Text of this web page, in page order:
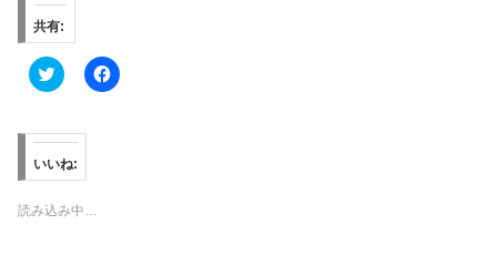
共有:
ク
リ
し
て
T
w
i
t
F
a
いいね:
読み込み中…